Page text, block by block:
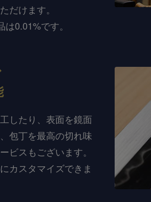
だけます。
0.01%です。
したり、表面を鏡面
包丁を最高の切れ味
ビスもございます。
カスタマイズできま